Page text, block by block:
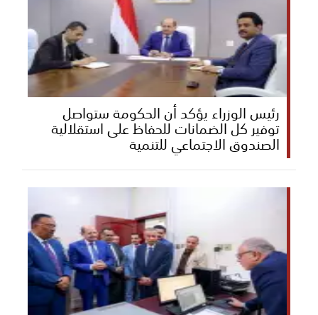
رئيس الوزراء يؤكد أن الحكومة ستواصل
توفير كل الضمانات للحفاظ على استقلالية
الصندوق الاجتماعي للتنمية